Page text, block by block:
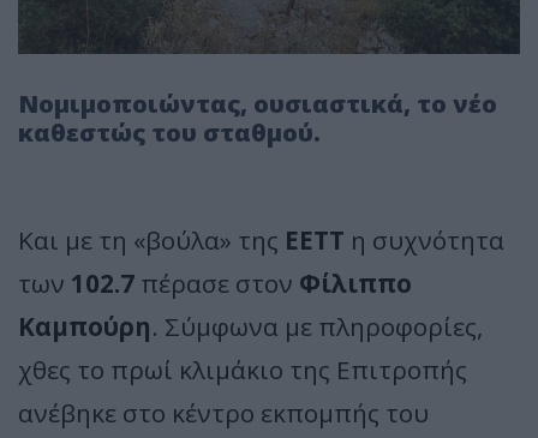
Νομιμοποιώντας, ουσιαστικά, το νέο
καθεστώς του σταθμού.
Και με τη «βούλα» της ΕΕΤΤ η συχνότητα
των 102.7 πέρασε στον Φίλιππο
Καμπούρη. Σύμφωνα με πληροφορίες,
χθες το πρωί κλιμάκιο της Επιτροπής
ανέβηκε στο κέντρο εκπομπής του